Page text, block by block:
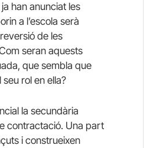
han anunciat les
a l’escola serà
de les
seran aquests
que sembla que
rol en ella?
la secundària
contractació. Una part
i construeixen